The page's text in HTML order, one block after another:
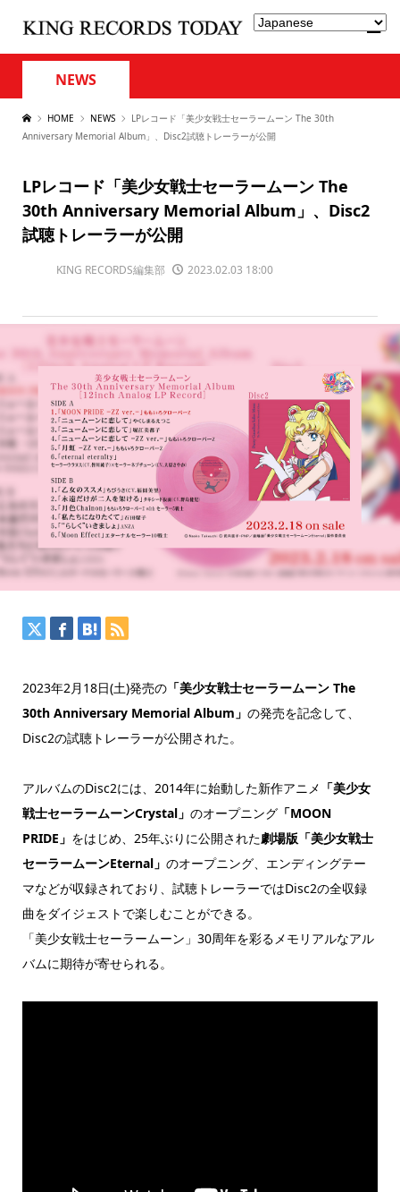
NEWS
HOME NEWS
LPレコード「美少女戦士セーラームーン The 30th
Anniversary Memorial Album」、Disc2試聴トレーラーが公開
LPレコード「美少女戦士セーラームーン The
30th Anniversary Memorial Album」、Disc2
試聴トレーラーが公開
KING RECORDS編集部 2023.02.03 18:00
2023年2月18日(土)発売の「美少女戦士セーラームーン The
30th Anniversary Memorial Album」 の発売を記念して、
Disc2の試聴トレーラーが公開された。
アルバムのDisc2には、2014年に始動した新作アニメ 「美少女
戦士セーラームーンCrystal」 のオープニング「MOON
PRIDE」 をはじめ、25年ぶりに公開された劇場版「美少女戦士
セーラームーンEternal」 のオープニング、エンディングテー
マなどが収録されており、試聴トレーラーではDisc2の全収録
曲をダイジェストで楽しむことができる。
「美少女戦士セーラームーン」30周年を彩るメモリアルなアル
バムに期待が寄せられる。